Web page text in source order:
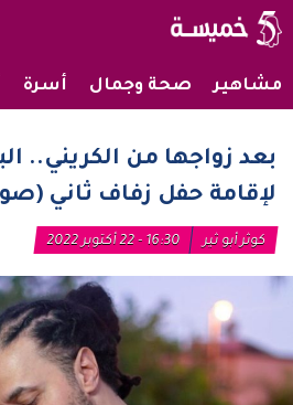
مشاهير صحة وجمال أسرة
بعد زواجها من الكريني..
لإقامة حفل زفاف ثاني
كوثر أبو ثير 16:30 - 22 أكتوبر 2022